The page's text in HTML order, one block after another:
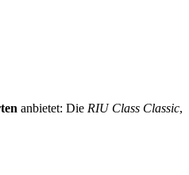
anbietet: Die RIU Class Classic,